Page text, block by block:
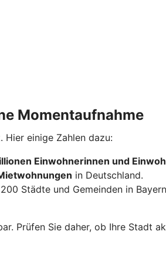
Momentaufnahme
Hier einige Zahlen dazu:
Einwohnerinnen und
in Deutschland.
Städte und Gemeinden in
Prüfen Sie daher, ob Ihre Stadt